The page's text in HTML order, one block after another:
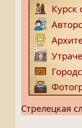
Курск
Стрелецкая